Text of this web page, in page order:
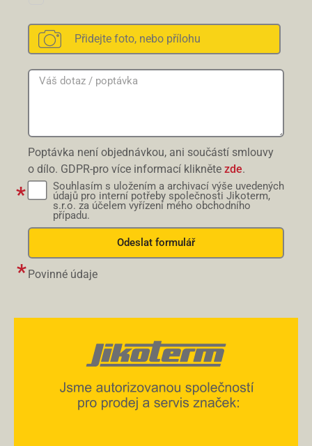
Poptávka není objednávkou, ani součástí smlouvy
o dílo. GDPR-pro více informací klikněte zde.
Souhlasím s uložením a archivací výše uvedených
údajů pro interní potřeby společnosti Jikoterm,
s.r.o. za účelem vyřízení mého obchodního
případu.
Odeslat formulář
Povinné údaje